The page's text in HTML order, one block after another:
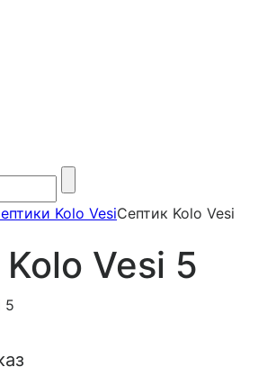
Kolo VesiСептик Kolo Vesi
Vesi 5